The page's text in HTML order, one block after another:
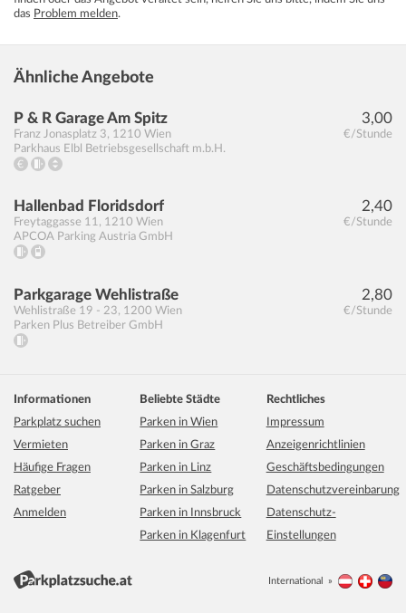
das Problem melden.
Ähnliche Angebote
3,00
€/Stunde
P & R Garage Am Spitz
Franz Jonasplatz 3, 1210 Wien
Parkhaus Elbl Betriebsgesellschaft m.b.H.
2,40
€/Stunde
Hallenbad Floridsdorf
Freytaggasse 11, 1210 Wien
APCOA Parking Austria GmbH
2,80
€/Stunde
Parkgarage Wehlistraße
Wehlistraße 19 - 23, 1200 Wien
Parken Plus Betreiber GmbH
Informationen
Parkplatz suchen
Vermieten
Häufige Fragen
Ratgeber
Anmelden
Beliebte Städte
Parken in Wien
Parken in Graz
Parken in Linz
Parken in Salzburg
Parken in Innsbruck
Parken in Klagenfurt
Rechtliches
Impressum
Anzeigenrichtlinien
Geschäftsbedingungen
Datenschutzvereinbarung
Datenschutz-
Einstellungen
International Österreich